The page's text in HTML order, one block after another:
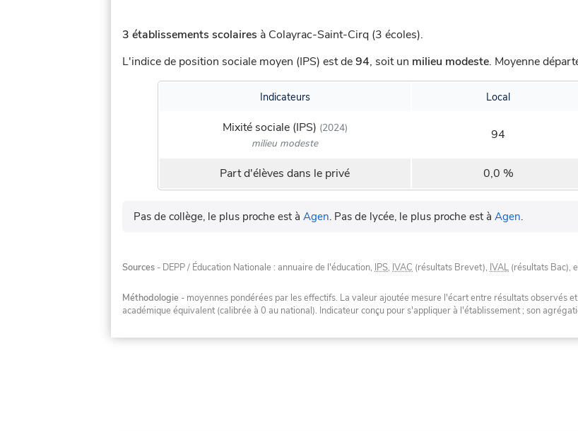
3 établissements scolaires à Colayrac-Saint-Cirq (3 écoles).
L'indice de position sociale moyen (IPS) est de94, soit un milieu modeste. Moyenne
Indicateurs Local
Mixité sociale (IPS) (2024)
milieu modeste
94
Part d'élèves dans le privé 0,0 %
Pas de collège, le plus proche est à Agen. Pas de lycée, le plus proche est à Agen.
Sources - DEPP / Éducation Nationale : annuaire de l'éducation, IPS, IVAC (résultats Brevet), IVAL (résultats Bac),
Méthodologie - moyennes pondérées par les effectifs. La valeur ajoutée mesure l'écart entre résultats observés
académique équivalent (calibrée à 0 au national). Indicateur conçu pour s'appliquer à l'établissement ; son